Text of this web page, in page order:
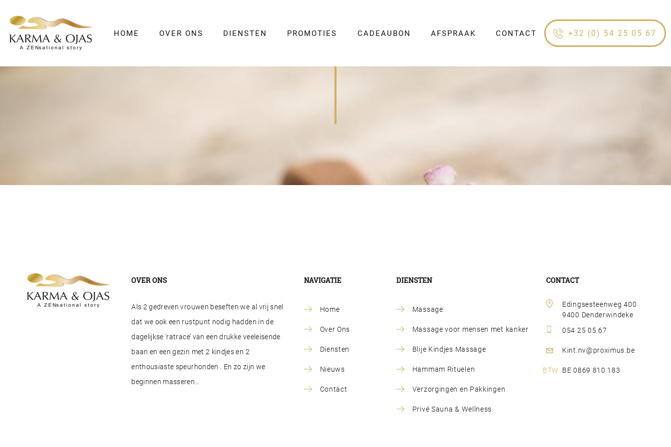
HOME OVER ONS DIENSTEN PROMOTIES CADEAUBON AFSPRAAK CONTACT +32 (0) 54 25 05 67
OVER ONS
Als 2 gedreven vrouwen beseften we al vrij snel
dat we ook een rustpunt nodig hadden in de
dagelijkse ‘ratrace’ van een drukke veeleisende
baan en een gezin met 2 kindjes en 2
enthousiaste speurhonden . En zo zijn we
beginnen masseren…
NAVIGATIE
Home
Over Ons
Diensten
Nieuws
Contact
DIENSTEN
Massage
Massage voor mensen met kanker
Blije Kindjes Massage
Hammam Rituelen
Verzorgingen en Pakkingen
Privé Sauna & Wellness
CONTACT
Edingsesteenweg 400
9400 Denderwindeke
054 25 05 67
Kint.nv@proximus.be
BE 0869 810 183